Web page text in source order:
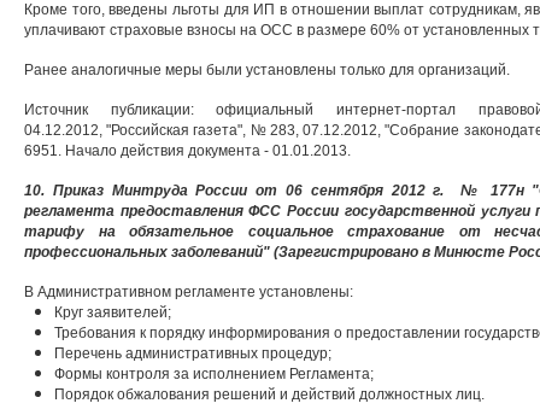
Кроме того, введены льготы для ИП в отношении выплат сотрудникам,
уплачивают страховые взносы на ОСС в размере 60% от установленных
Ранее аналогичные меры были установлены только для организаций.
Источник публикации: официальный интернет-портал
04.12.2012, "Российская газета", № 283, 07.12.2012, "Собрание
6951. Начало действия документа - 01.01.2013.
10. Приказ Минтруда России от 06 сентября 2012 г. № 177н
регламента предоставления ФСС России государственной
тарифу на обязательное социальное страхование от
профессиональных заболеваний" (Зарегистрировано в Минюсте
В Административном регламенте установлены:
Круг заявителей;
Требования к порядку информирования о предоставлении
Перечень административных процедур;
Формы контроля за исполнением Регламента;
Порядок обжалования решений и действий должностных лиц.